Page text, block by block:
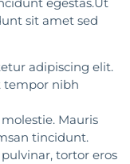
egestas.Ut
sit amet sed
adipiscing elit.
tempor nibh
Mauris
tincidunt.
tortor eros